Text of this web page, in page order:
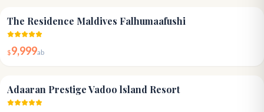
The Residence Maldives Falhumaafushi
$9,999ab
Adaaran Prestige Vadoo lsland Resort